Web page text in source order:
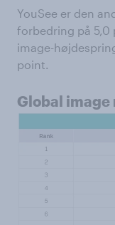
YouSee er den
forbedring på 5,0
image-
point.
Global image